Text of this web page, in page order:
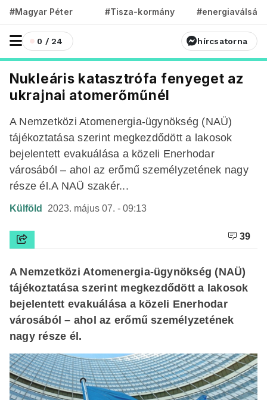
#Magyar Péter #Tisza-kormány #energiaválság
0 / 24 hírcsatorna
Nukleáris katasztrófa fenyeget az
ukrajnai atomerőműnél
A Nemzetközi Atomenergia-ügynökség (NAÜ)
tájékoztatása szerint megkezdődött a lakosok
bejelentett evakuálása a közeli Enerhodar
városából – ahol az erőmű személyzetének nagy
része él.A NAÜ szakér...
Külföld 2023. május 07. - 09:13
39
A Nemzetközi Atomenergia-ügynökség (NAÜ)
tájékoztatása szerint megkezdődött a lakosok
bejelentett evakuálása a közeli Enerhodar
városából – ahol az erőmű személyzetének
nagy része él.